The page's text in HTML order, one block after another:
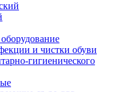
и чистки обуви
гигиенического